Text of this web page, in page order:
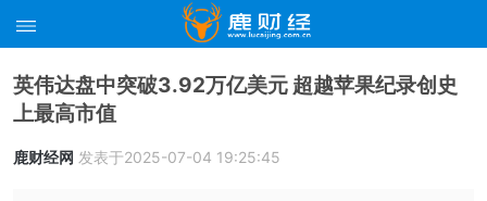
英伟达盘中突破3.92万亿美元 超越苹果纪录创史
上最高市值
鹿财经网 发表于2025-07-04 19:25:45